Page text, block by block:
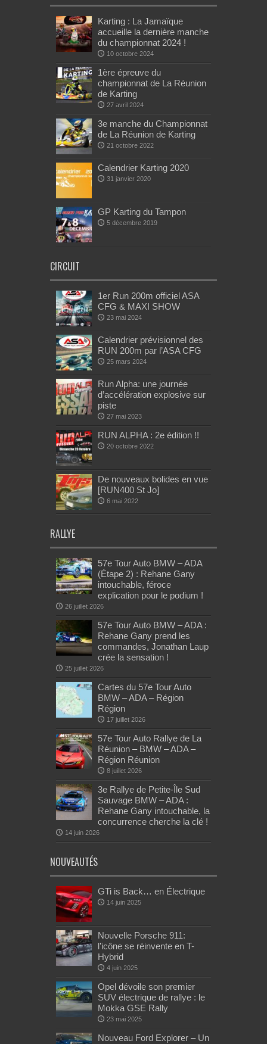
Karting : La Jamaïque
accueille la dernière manche
du championnat 2024 !
10 octobre 2024
1ère épreuve du
championnat de La Réunion
de Karting
27 avril 2024
3e manche du Championnat
de La Réunion de Karting
21 octobre 2022
Calendrier Karting 2020
31 janvier 2020
GP Karting du Tampon
5 décembre 2019
CIRCUIT
1er Run 200m officiel ASA
CFG & MAXI SHOW
23 mai 2024
Calendrier prévisionnel des
RUN 200m par l’ASA CFG
25 mars 2024
Run Alpha: une journée
d’accélération explosive sur
piste
27 mai 2023
RUN ALPHA : 2e édition !!
20 octobre 2022
De nouveaux bolides en vue
[RUN400 St Jo]
6 mai 2022
RALLYE
57e Tour Auto BMW – ADA
(Étape 2) : Rehane Gany
intouchable, féroce
explication pour le podium !
26 juillet 2026
57e Tour Auto BMW – ADA :
Rehane Gany prend les
commandes, Jonathan Laup
crée la sensation !
25 juillet 2026
Cartes du 57e Tour Auto
BMW – ADA – Région
Région
17 juillet 2026
57e Tour Auto Rallye de La
Réunion – BMW – ADA –
Région Réunion
8 juillet 2026
3e Rallye de Petite-Île Sud
Sauvage BMW – ADA :
Rehane Gany intouchable, la
concurrence cherche la clé !
14 juin 2026
NOUVEAUTÉS
GTi is Back… en Électrique
14 juin 2025
Nouvelle Porsche 911:
l’icône se réinvente en T-
Hybrid
4 juin 2025
Opel dévoile son premier
SUV électrique de rallye : le
Mokka GSE Rally
23 mai 2025
Nouveau Ford Explorer – Un